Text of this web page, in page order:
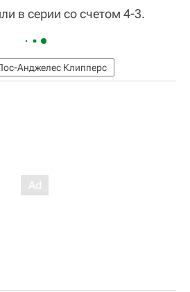
в серии со счетом 4-3.
Анджелес Клипперс